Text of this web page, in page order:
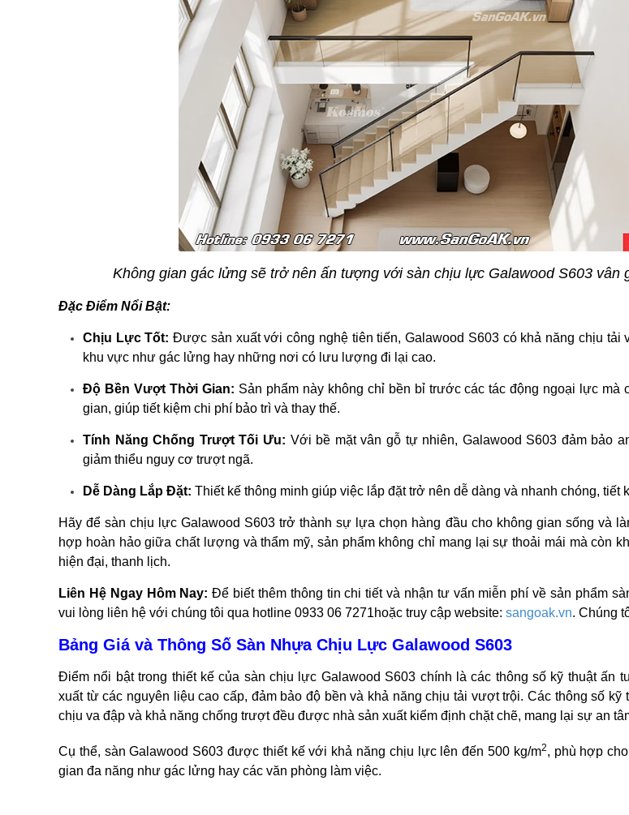
Không gian gác lửng sẽ trở nên ấn tượng với sàn chịu lực Galawood S603 vân
Đặc Điểm Nổi Bật:
Chịu Lực Tốt: Được sản xuất với công nghệ tiên tiến, Galawood S603 có khả năng chịu tải
khu vực như gác lửng hay những nơi có lưu lượng đi lại cao.
Độ Bền Vượt Thời Gian: Sản phẩm này không chỉ bền bỉ trước các tác động ngoại lực mà
gian, giúp tiết kiệm chi phí bảo trì và thay thế.
Tính Năng Chống Trượt Tối Ưu: Với bề mặt vân gỗ tự nhiên, Galawood S603 đảm bảo
giảm thiểu nguy cơ trượt ngã.
Dễ Dàng Lắp Đặt: Thiết kế thông minh giúp việc lắp đặt trở nên dễ dàng và nhanh chóng, tiết
Hãy để sàn chịu lực Galawood S603 trở thành sự lựa chọn hàng đầu cho không gian sống và
hợp hoàn hảo giữa chất lượng và thẩm mỹ, sản phẩm không chỉ mang lại sự thoải mái mà còn
hiện đại, thanh lịch.
Liên Hệ Ngay Hôm Nay: Để biết thêm thông tin chi tiết và nhận tư vấn miễn phí về sản phẩm
vui lòng liên hệ với chúng tôi qua hotline 0933 06 7271hoặc truy cập website: sangoak.vn. Chúng
Bảng Giá và Thông Số Sàn Nhựa Chịu Lực Galawood S603
Điểm nổi bật trong thiết kế của sàn chịu lực Galawood S603 chính là các thông số kỹ thuật ấn
xuất từ các nguyên liệu cao cấp, đảm bảo độ bền và khả năng chịu tải vượt trội. Các thông số kỹ
chịu va đập và khả năng chống trượt đều được nhà sản xuất kiểm định chặt chẽ, mang lại sự an
Cụ thể, sàn Galawood S603 được thiết kế với khả năng chịu lực lên đến 500 kg/m2, phù hợp
gian đa năng như gác lửng hay các văn phòng làm việc.